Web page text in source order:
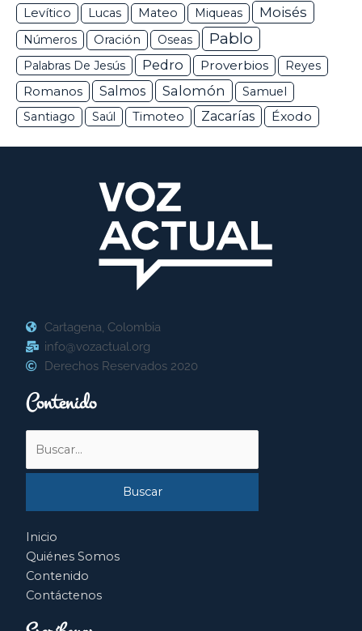
Levítico
Lucas Mateo Miqueas Moisés
Números Oración Oseas Pablo
Palabras De Jesús Pedro Proverbios Reyes
Romanos Salmos Salomón
Samuel
Santiago
Saúl Timoteo Zacarías Éxodo
Cartagena, Colombia
info@vozactual.org
Derechos Reservados 2020
Contenido
por:
Inicio
Quiénes Somos
Contenido
Contáctenos